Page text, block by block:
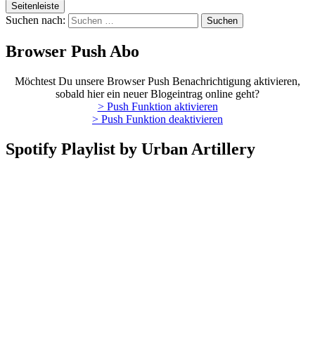
Seitenleiste
Suchen nach:
Browser Push Abo
Möchtest Du unsere Browser Push Benachrichtigung aktivieren,
sobald hier ein neuer Blogeintrag online geht?
> Push Funktion aktivieren
> Push Funktion deaktivieren
Spotify Playlist by Urban Artillery